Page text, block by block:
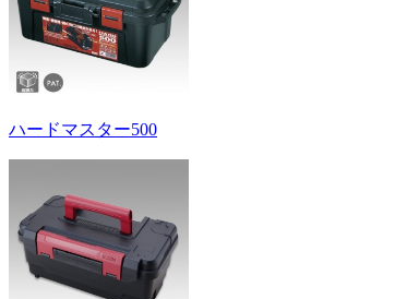
ハードマスター500